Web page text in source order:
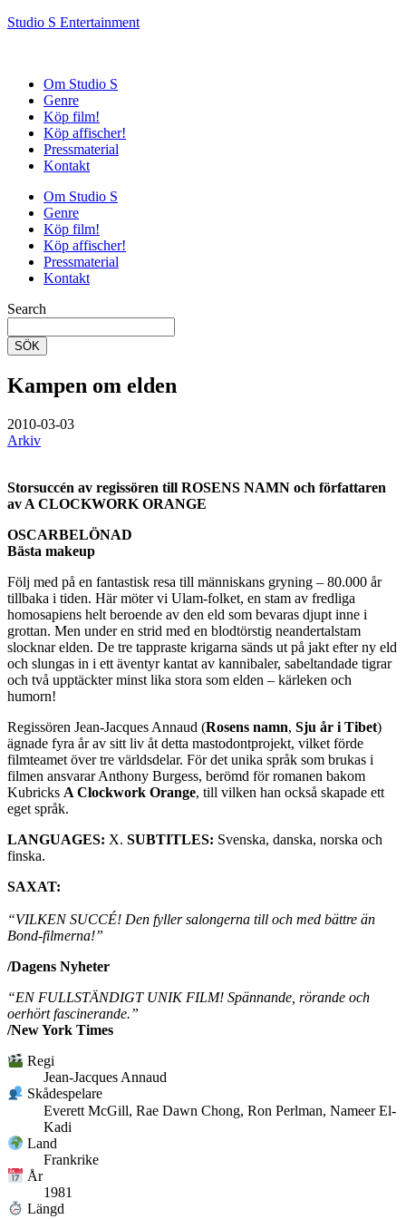
Studio S Entertainment
Om Studio S
Genre
Köp film!
Köp affischer!
Pressmaterial
Kontakt
Om Studio S
Genre
Köp film!
Köp affischer!
Pressmaterial
Kontakt
Search
SÖK
Kampen om elden
2010-03-03
Arkiv
Storsuccén av regissören till ROSENS NAMN och författaren
av A CLOCKWORK ORANGE
OSCARBELÖNAD
Bästa makeup
Följ med på en fantastisk resa till människans gryning – 80.000 år
tillbaka i tiden. Här möter vi Ulam-folket, en stam av fredliga
homosapiens helt beroende av den eld som bevaras djupt inne i
grottan. Men under en strid med en blodtörstig neandertalstam
slocknar elden. De tre tappraste krigarna sänds ut på jakt efter ny eld
och slungas in i ett äventyr kantat av kannibaler, sabeltandade tigrar
och två upptäckter minst lika stora som elden – kärleken och
humorn!
Regissören Jean-Jacques Annaud (Rosens namn, Sju år i Tibet)
ägnade fyra år av sitt liv åt detta mastodontprojekt, vilket förde
filmteamet över tre världsdelar. För det unika språk som brukas i
filmen ansvarar Anthony Burgess, berömd för romanen bakom
Kubricks A Clockwork Orange, till vilken han också skapade ett
eget språk.
LANGUAGES: X. SUBTITLES: Svenska, danska, norska och
finska.
SAXAT:
“VILKEN SUCCÉ! Den fyller salongerna till och med bättre än
Bond-filmerna!”
/Dagens Nyheter
“EN FULLSTÄNDIGT UNIK FILM! Spännande, rörande och
oerhört fascinerande.”
/New York Times
Regi
Jean-Jacques Annaud
Skådespelare
Everett McGill, Rae Dawn Chong, Ron Perlman, Nameer El-
Kadi
Land
Frankrike
År
1981
Längd